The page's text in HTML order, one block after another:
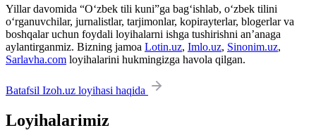
Yillar davomida “O‘zbek tili kuni”ga bag‘ishlab, o‘zbek tilini
o‘rganuvchilar, jurnalistlar, tarjimonlar, kopirayterlar, blogerlar va
boshqalar uchun foydali loyihalarni ishga tushirishni an’anaga
aylantirganmiz. Bizning jamoa Lotin.uz, Imlo.uz, Sinonim.uz,
Sarlavha.com loyihalarini hukmingizga havola qilgan.
Batafsil Izoh.uz loyihasi haqida
Loyihalarimiz